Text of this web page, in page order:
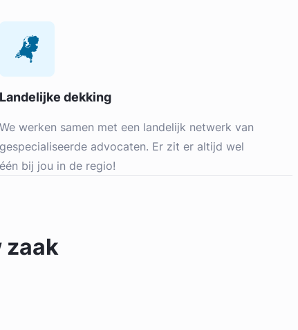
Landelijke dekking
We werken samen met een landelijk netwerk van
gespecialiseerde advocaten. Er zit er altijd wel
één bij jou in de regio!
zaak